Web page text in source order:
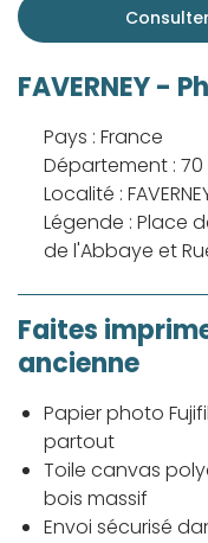
FAVERNEY -
Pays : France
Département :
Localité :
Légende : Place
de l'Abbaye et
Faites
ancienne
Papier photo
partout
Toile canvas
bois massif
Envoi sécurisé